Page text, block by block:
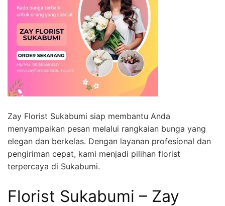
Zay Florist Sukabumi siap membantu Anda
menyampaikan pesan melalui rangkaian bunga yang
elegan dan berkelas. Dengan layanan profesional dan
pengiriman cepat, kami menjadi pilihan florist
terpercaya di Sukabumi.
Florist Sukabumi – Zay